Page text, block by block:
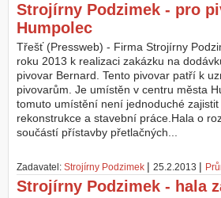
Strojírny Podzimek - pro
Humpolec
Třešť (Pressweb) - Firma Strojírny
roku 2013 k realizaci zakázku na
pivovar Bernard. Tento pivovar patří k
pivovarům. Je umístěn v centru města
tomuto umístění není jednoduché
rekonstrukce a stavební práce.Hala o
součástí přístavby přetlačných...
Zadavatel: Strojírny Podzimek | 25.2.2013 |
Strojírny Podzimek - hala